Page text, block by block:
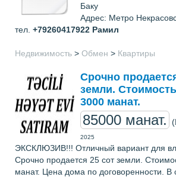
Баку
Адрес: Метро
тел. +79260417922 Рамил
Недвижимость > Обмен > Квартиры
Срочно
земли.
3000 манат.
85000 манат.
2025
ЭКСКЛЮЗИВ!!! Отличный вариант для
Срочно продается 25 сот земли.
манат. Цена дома по договоренности. В